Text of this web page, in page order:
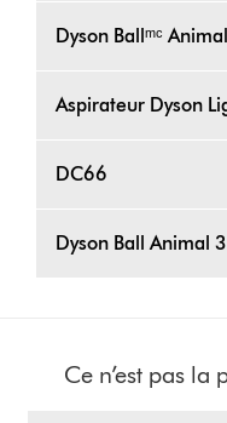
Dyson Ballᵐᶜ
Aspirateur Dyson
DC66
Dyson Ball Animal 3
Ce n’est pas la